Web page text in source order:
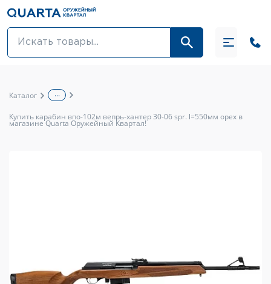
Оптовикам
Тактическое снаряжение
Каталог ...
Купить карабин впо-102м вепрь-хантер 30-06 spr. l=550мм орех в
магазине Quarta Оружейный Квартал!